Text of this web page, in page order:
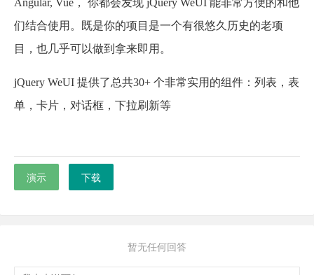
Angular, Vue， 你都会发现 jQuery WeUI 能非常方便的和他
们结合使用。既是你的项目是一个有很悠久历史的老项
目，也几乎可以做到拿来即用。
jQuery WeUI 提供了总共30+ 个非常实用的组件：列表，表
单，卡片，对话框，下拉刷新等
演示 下载
暂无任何回答